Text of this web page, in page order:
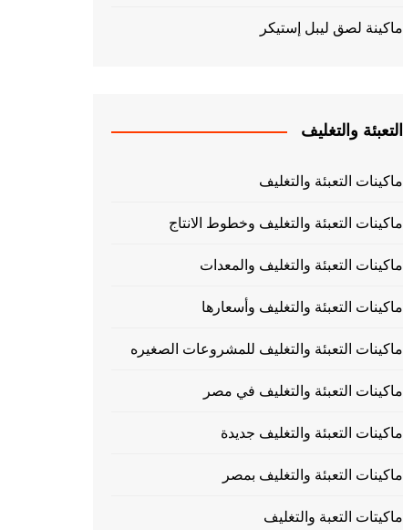
ماكينة لصق ليبل إستيكر
التعبئة والتغليف
ماكينات التعبئة والتغليف
ماكينات التعبئة والتغليف وخطوط الانتاج
ماكينات التعبئة والتغليف والمعدات
ماكينات التعبئة والتغليف وأسعارها
ماكينات التعبئة والتغليف للمشروعات الصغيره
ماكينات التعبئة والتغليف في مصر
ماكينات التعبئة والتغليف جديدة
ماكينات التعبئة والتغليف بمصر
ماكيتات التعبة والتغليف